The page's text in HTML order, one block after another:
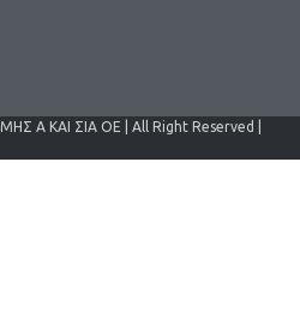
Α ΚΑΙ ΣΙΑ ΟΕ | All Right Reserved |